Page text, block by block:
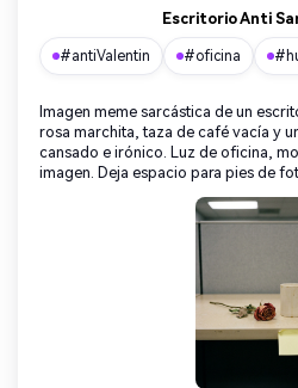
Escritorio Anti
#antiValentin #oficina
Imagen meme sarcástica de un
rosa marchita, taza de café vacía y
cansado e irónico. Luz de oficina,
imagen. Deja espacio para pies de